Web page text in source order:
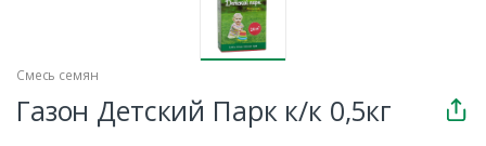
Смесь семян
Газон Детский Парк к/к 0,5кг